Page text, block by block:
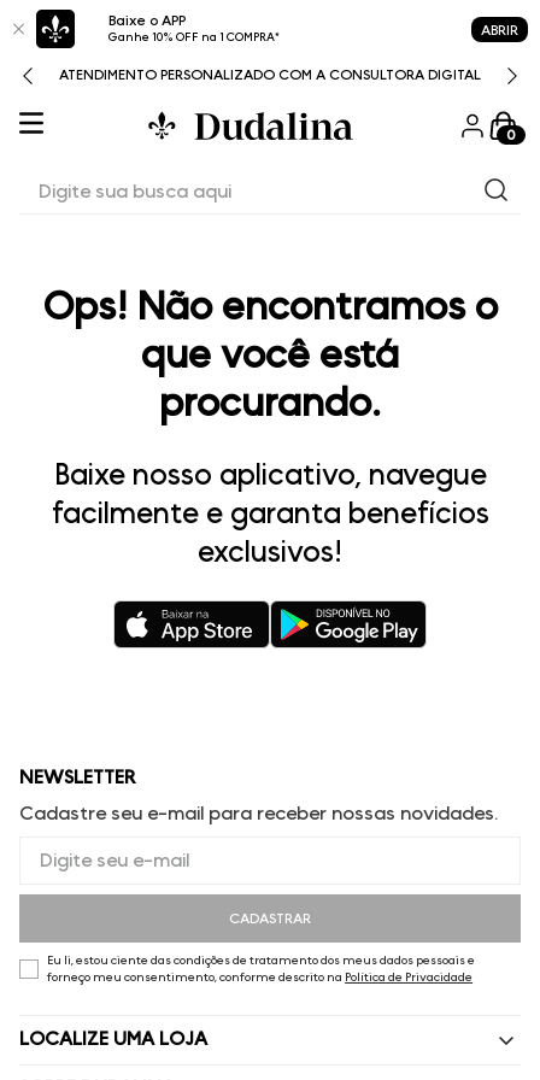
Baixe o APP
Ganhe 10% OFF na 1 COMPRA* ABRIR
ATENDIMENTO PERSONALIZADO COM A CONSULTORA DIGITAL
0
Ops! Não encontramos o
que você está
procurando.
Baixe nosso aplicativo, navegue
facilmente e garanta benefícios
exclusivos!
NEWSLETTER
Cadastre seu e-mail para receber nossas novidades.
CADASTRAR
Eu li, estou ciente das condições de tratamento dos meus dados pessoais e
forneço meu consentimento, conforme descrito na Política de Privacidade
LOCALIZE UMA LOJA